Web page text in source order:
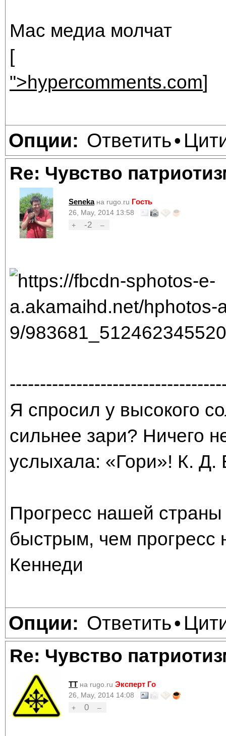
Мас медиа молчат
[
">hypercomments.com]
Опции: Ответить•
Re: Чувство
Seneka на rugo.ru Гость
26, May, 2014 13:58
+
-2 –
Я спросил у высокого
сильнее зари? Ничего
услыхала: «Гори»! К. Д.
Прогресс нашей
быстрым, чем прогресс
Кеннеди
Опции: Ответить•
Re: Чувство
TT на rugo.ru Эксперт Го
26, May, 2014 14:08
+
0 –